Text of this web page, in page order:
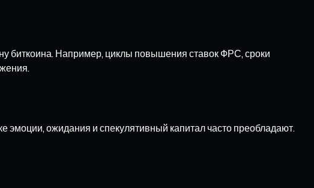
биткоина. Например, циклы повышения ставок ФРС, сроки
эмоции, ожидания и спекулятивный капитал часто преобладают.